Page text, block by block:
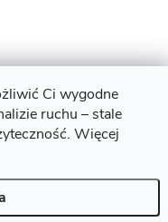
Ci wygodne
ruchu – stale
Więcej